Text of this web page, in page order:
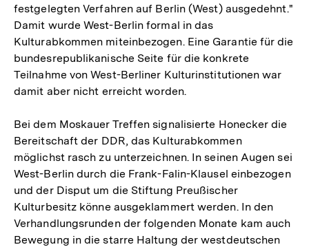
festgelegten Verfahren auf Berlin (West) ausgedehnt."
Damit wurde West-Berlin formal in das
Kulturabkommen miteinbezogen. Eine Garantie für die
bundesrepublikanische Seite für die konkrete
Teilnahme von West-Berliner Kulturinstitutionen war
damit aber nicht erreicht worden.
Bei dem Moskauer Treffen signalisierte Honecker die
Bereitschaft der DDR, das Kulturabkommen
möglichst rasch zu unterzeichnen. In seinen Augen sei
West-Berlin durch die Frank-Falin-Klausel einbezogen
und der Disput um die Stiftung Preußischer
Kulturbesitz könne ausgeklammert werden. In den
Verhandlungsrunden der folgenden Monate kam auch
Bewegung in die starre Haltung der westdeutschen